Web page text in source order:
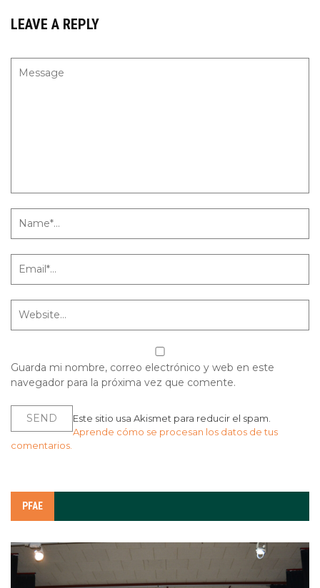
LEAVE A REPLY
Guarda mi nombre, correo electrónico y web en este
navegador para la próxima vez que comente.
Este sitio usa Akismet para reducir el spam.
Aprende cómo se procesan los datos de tus
comentarios.
PFAE